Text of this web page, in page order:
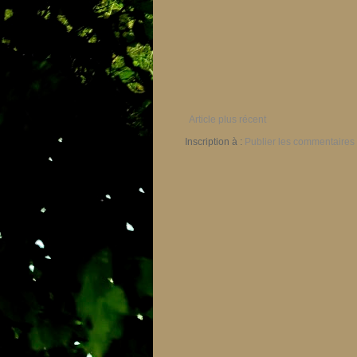
Article plus récent
Inscription à : Publier les commentaires